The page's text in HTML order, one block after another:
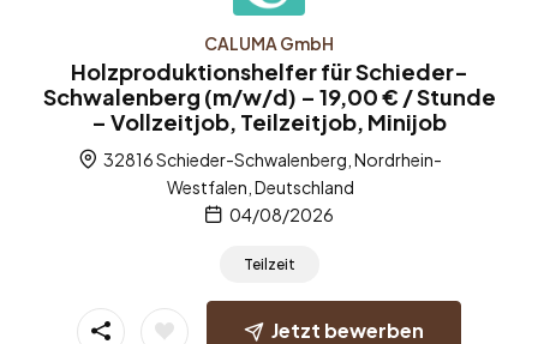
CALUMA GmbH
Holzproduktionshelfer für Schieder-
Schwalenberg (m/w/d) – 19,00 € / Stunde
– Vollzeitjob, Teilzeitjob, Minijob
32816 Schieder-Schwalenberg, Nordrhein-
Westfalen, Deutschland
04/08/2026
Teilzeit
Jetzt bewerben